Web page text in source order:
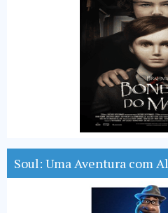
Soul: Uma Aventura com